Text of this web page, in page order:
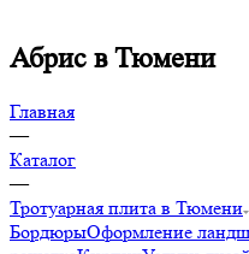
Абрис в Тюмени
Главная
—
Каталог
—
Тротуарная плита в Тюмени
БордюрыОформление